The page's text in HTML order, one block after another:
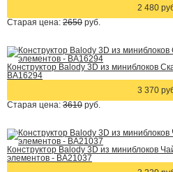
2 480
Старая цена: 2650 руб.
Конструктор Balody 3D из миниблоков
BA16294
3 370
Старая цена: 3610 руб.
Конструктор Balody 3D из миниблоков
элементов - BA21037